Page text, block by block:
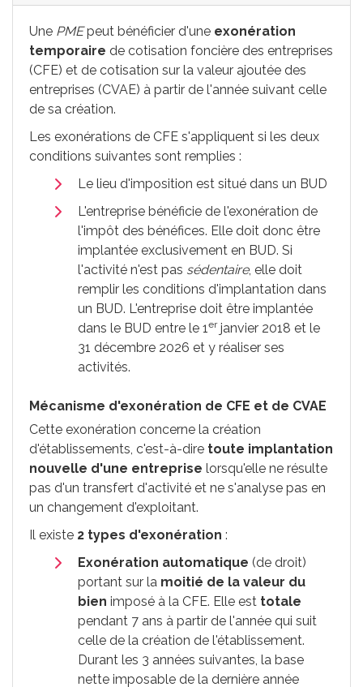
Une PMEpeut bénéficier d'une exonération
temporaire de cotisation foncière des entreprises
(CFE) et de cotisation sur la valeur ajoutée des
entreprises (CVAE) à partir de l'année suivant celle
de sa création.
Les exonérations de CFE s'appliquent si les deux
conditions suivantes sont remplies :
Le lieu d'imposition est situé dans un BUD
L'entreprise bénéficie de l'exonération de
l'impôt des bénéfices. Elle doit donc être
implantée exclusivement en BUD. Si
l'activité n'est pas sédentaire, elle doit
remplir les conditions d'implantation dans
un BUD. L'entreprise doit être implantée
dans le BUD entre le 1erjanvier 2018 et le
31 décembre 2026 et y réaliser ses
activités.
Mécanisme d'exonération de CFE et de CVAE
Cette exonération concerne la création
d'établissements, c'est-à-dire toute implantation
nouvelle d'une entreprise lorsqu'elle ne résulte
pas d'un transfert d'activité et ne s'analyse pas en
un changement d'exploitant.
Il existe 2 types d'exonération :
Exonération automatique (de droit)
portant sur la moitié de la valeur du
bien imposé à la CFE. Elle est totale
pendant 7 ans à partir de l'année qui suit
celle de la création de l'établissement.
Durant les 3 années suivantes, la base
nette imposable de la dernière année